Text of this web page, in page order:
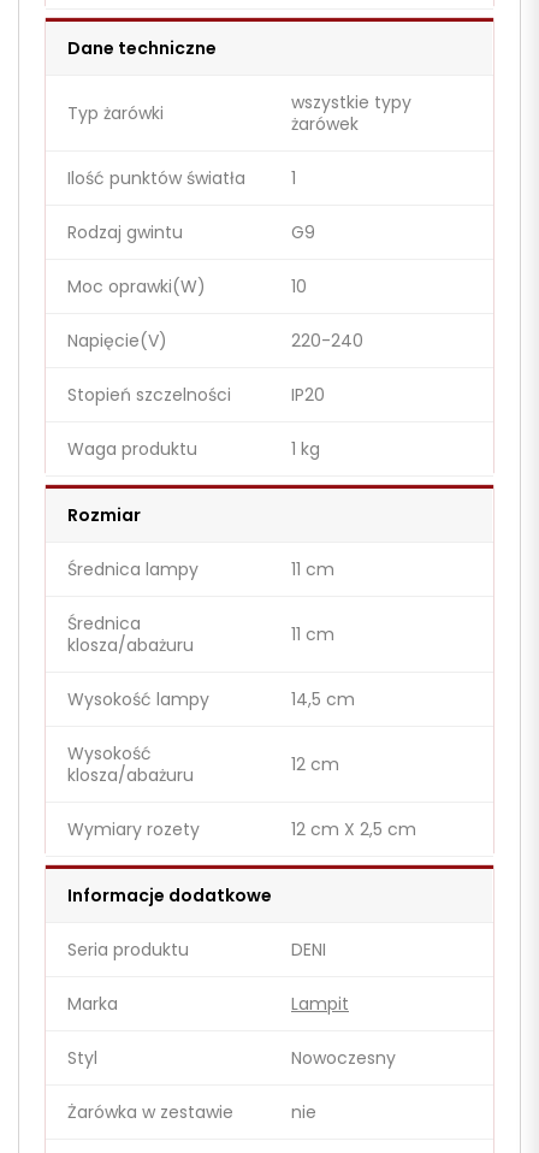
Dane techniczne
Typ żarówki
wszystkie typy
żarówek
Ilość punktów światła 1
Rodzaj gwintu G9
Moc oprawki(W) 10
Napięcie(V) 220-240
Stopień szczelności IP20
Waga produktu 1 kg
Rozmiar
Średnica lampy 11 cm
Średnica
klosza/abażuru
11 cm
Wysokość lampy 14,5 cm
Wysokość
klosza/abażuru
12 cm
Wymiary rozety 12 cm X 2,5 cm
Informacje dodatkowe
Seria produktu DENI
Marka Lampit
Styl Nowoczesny
Żarówka w zestawie nie